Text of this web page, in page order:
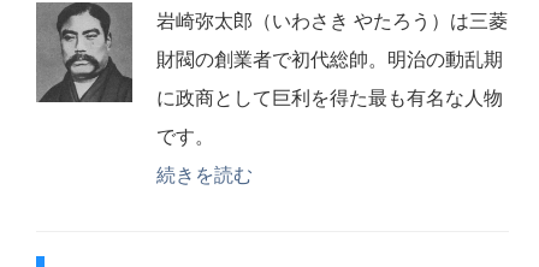
岩崎弥太郎（いわさき やたろう）は三菱
財閥の創業者で初代総帥。明治の動乱期
に政商として巨利を得た最も有名な人物
です。
続きを読む